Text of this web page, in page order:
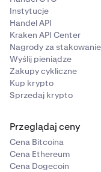
Ograniczenie
Zakres handlu:
wyłącznie w
Przykład:
powyżej
składane
Obsługa
będą
Instytucje
Handel API
Kraken API Center
Nagrody za stakowanie
Wyślij pieniądze
Zakupy cykliczne
Kup krypto
Sprzedaj krypto
Przeglądaj ceny
Cena Bitcoina
Cena Ethereum
Cena Dogecoin